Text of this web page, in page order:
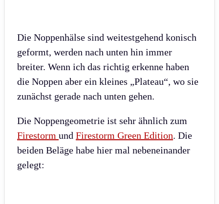
Die Noppenhälse sind weitestgehend konisch
geformt, werden nach unten hin immer
breiter. Wenn ich das richtig erkenne haben
die Noppen aber ein kleines „Plateau“, wo sie
zunächst gerade nach unten gehen.
Die Noppengeometrie ist sehr ähnlich zum
Firestorm und Firestorm Green Edition. Die
beiden Beläge habe hier mal nebeneinander
gelegt: